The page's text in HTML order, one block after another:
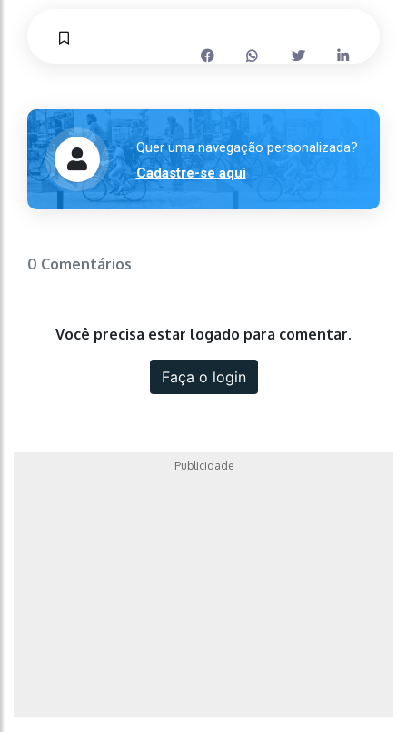
Quer uma navegação personalizada?
Cadastre-se aqui
0 Comentários
Você precisa estar logado para comentar.
Faça o login
Publicidade